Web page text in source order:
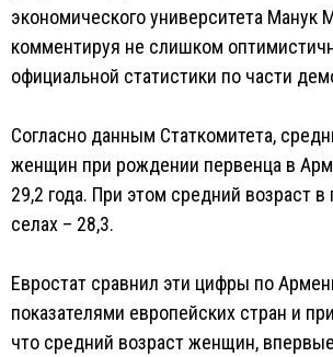
экономического университета Манук
комментируя не слишком
официальной статистики по части
Согласно данным Статкомитета,
женщин при рождении первенца в
29,2 года. При этом средний возраст в
селах – 28,3.
Евростат сравнил эти цифры по
показателями европейских стран и
что средний возраст женщин,